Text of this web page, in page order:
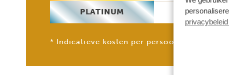
PLATINUM €
* Indicatieve kosten per persoon, exclusief